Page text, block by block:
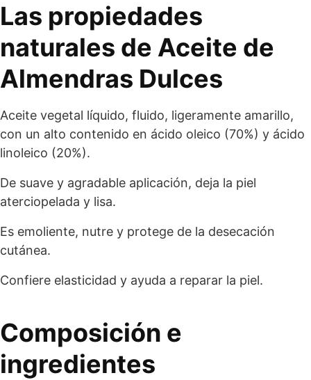
Las propiedades
naturales de Aceite de
Almendras Dulces
Aceite vegetal líquido, fluido, ligeramente amarillo,
con un alto contenido en ácido oleico (70%) y ácido
linoleico (20%).
De suave y agradable aplicación, deja la piel
aterciopelada y lisa.
Es emoliente, nutre y protege de la desecación
cutánea.
Confiere elasticidad y ayuda a reparar la piel.
Composición e
ingredientes